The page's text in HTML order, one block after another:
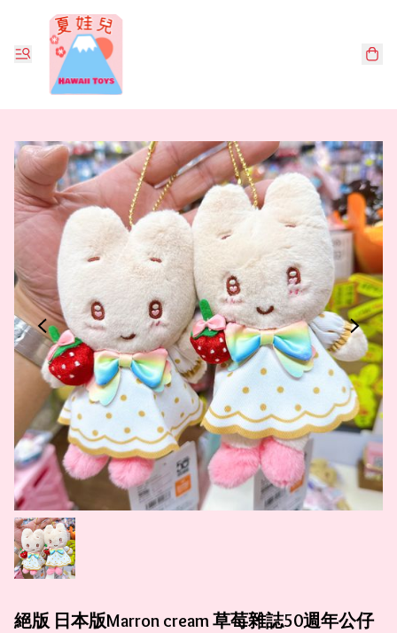
絕版 日本版Marron cream 草莓雜誌50週年公仔